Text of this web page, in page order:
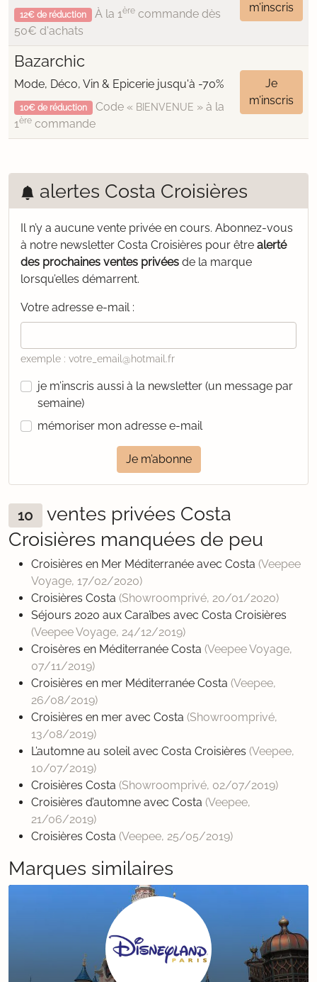
12€ de réduction À la 1èrecommande dès
50€ d'achats
m’inscris
Bazarchic
Mode, Déco, Vin & Epicerie jusqu'à -70%
10€ de réduction Code « BIENVENUE » à la
1ère commande
Je
m’inscris
alertes Costa Croisières
Il n’y a aucune vente privée en cours. Abonnez-vous
à notre newsletter Costa Croisières pour être alerté
des prochaines ventes privées de la marque
lorsqu’elles démarrent.
Votre adresse e-mail :
exemple : votre_email@hotmail.fr
je m’inscris aussi à la newsletter (un message par
semaine)
mémoriser mon adresse e-mail
Je m’abonne
10
ventes privées Costa
Croisières manquées de peu
Croisières en Mer Méditerranée avec Costa (Veepee
Voyage, 17/02/2020)
Croisières Costa (Showroomprivé, 20/01/2020)
Séjours 2020 aux Caraïbes avec Costa Croisières
(Veepee Voyage, 24/12/2019)
Croisères en Méditerranée Costa (Veepee Voyage,
07/11/2019)
Croisières en mer Méditerranée Costa (Veepee,
26/08/2019)
Croisières en mer avec Costa (Showroomprivé,
13/08/2019)
L’automne au soleil avec Costa Croisières (Veepee,
10/07/2019)
Croisières Costa (Showroomprivé, 02/07/2019)
Croisières d’automne avec Costa (Veepee,
21/06/2019)
Croisières Costa (Veepee, 25/05/2019)
Marques similaires